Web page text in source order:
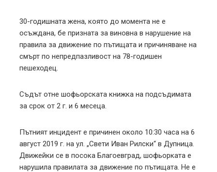
30-годишната жена, която до момента не е
осъждана, бе призната за виновна в нарушение на
правила за движение по пътищата и причиняване на
смърт по непредпазливост на 78-годишен
пешеходец.
Съдът отне шофьорската книжка на подсъдимата
за срок от 2 г. и 6 месеца.
Пътният инцидент е причинен около 10:30 часа на 6
август 2019 г. на ул. „Свети Иван Рилски“ в Дупница.
Движейки се в посока Благоевград, шофьорката е
нарушила правилата за движение по пътищата. Не е